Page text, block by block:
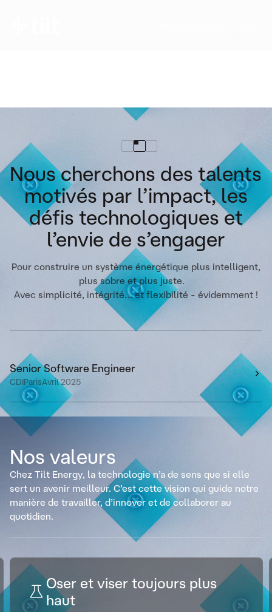
Nous cherchons des talents
motivés par l’impact, les
défis technologiques et
l’envie de s’engager
Pour construire un système énergétique plus intelligent,
plus sobre et plus juste.
Avec simplicité, intégrité… et flexibilité - évidemment !
Senior Software Engineer
CDIParisAvril 2025
Nos valeurs
Chez Tilt Energy, la technologie n’a de sens que si elle
sert un avenir meilleur. C’est cette vision qui guide notre
manière de travailler, d’innover et de collaborer au
quotidien.
Oser et viser toujours plus
haut